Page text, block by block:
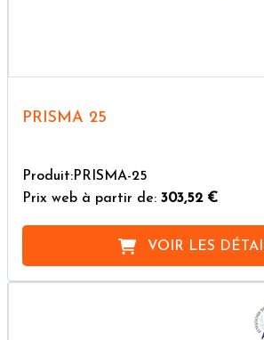
PRISMA 25
Produit:PRISMA-25
Prix web à partir de: 303,52 €
VOIR LES